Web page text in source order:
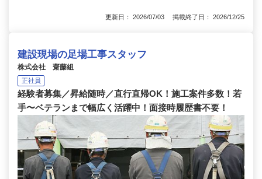
更新日： 2026/07/03 掲載終了日： 2026/12/25
建設現場の足場工事スタッフ
株式会社 齋藤組
正社員
経験者募集／昇給随時／直行直帰OK！施工案件多数！若
手〜ベテランまで幅広く活躍中！面接時履歴書不要！